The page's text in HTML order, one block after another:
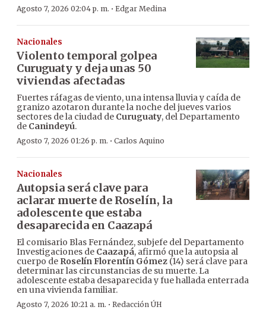
Agosto 7, 2026 02:04 p. m. · Edgar Medina
Nacionales
Violento temporal golpea
Curuguaty y deja unas 50
viviendas afectadas
Fuertes ráfagas de viento, una intensa lluvia y caída de
granizo azotaron durante la noche del jueves varios
sectores de la ciudad de Curuguaty, del Departamento
de Canindeyú.
Agosto 7, 2026 01:26 p. m. · Carlos Aquino
Nacionales
Autopsia será clave para
aclarar muerte de Roselín, la
adolescente que estaba
desaparecida en Caazapá
El comisario Blas Fernández, subjefe del Departamento
Investigaciones de Caazapá, afirmó que la autopsia al
cuerpo de Roselín Florentín Gómez (14) será clave para
determinar las circunstancias de su muerte. La
adolescente estaba desaparecida y fue hallada enterrada
en una vivienda familiar.
Agosto 7, 2026 10:21 a. m. · Redacción ÚH